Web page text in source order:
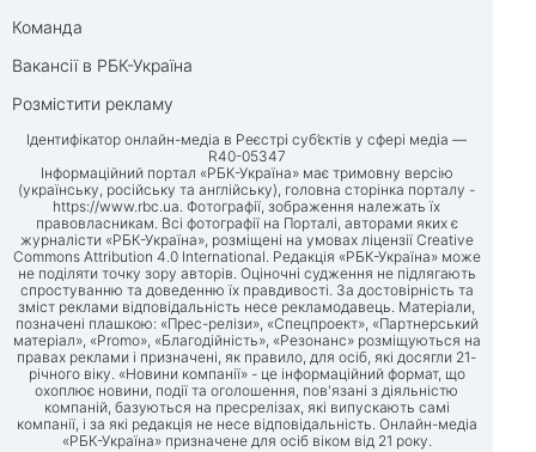
Команда
Вакансії в РБК-Україна
Розмістити рекламу
Ідентифікатор онлайн-медіа в Реєстрі суб’єктів у сфері медіа —
R40-05347
Інформаційний портал «РБК-Україна» має тримовну версію
(українську, російську та англійську), головна сторінка порталу -
https://www.rbc.ua. Фотографії, зображення належать їх
правовласникам. Всі фотографії на Порталі, авторами яких є
журналісти «РБК-Україна», розміщені на умовах ліцензії Creative
Commons Attribution 4.0 International. Редакція «РБК-Україна» може
не поділяти точку зору авторів. Оціночні судження не підлягають
спростуванню та доведенню їх правдивості. За достовірність та
зміст реклами відповідальність несе рекламодавець. Матеріали,
позначені плашкою: «Прес-релізи», «Спецпроект», «Партнерський
матеріал», «Promo», «Благодійність», «Резонанс» розміщуються на
правах реклами і призначені, як правило, для осіб, які досягли 21-
річного віку. «Новини компанії» - це інформаційний формат, що
охоплює новини, події та оголошення, пов'язані з діяльністю
компаній, базуються на пресрелізах, які випускають самі
компанії, і за які редакція не несе відповідальність. Онлайн-медіа
«РБК-Україна» призначене для осіб віком від 21 року.